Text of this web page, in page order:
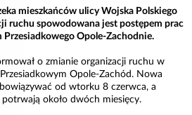
mieszkańców ulicy Wojska Polskiego
ruchu spowodowana jest postępem prac
Opole-Zachodnie.
o zmianie organizacji ruchu w
Opole-Zachód. Nowa
od wtorku 8 czerwca, a
około dwóch miesięcy.